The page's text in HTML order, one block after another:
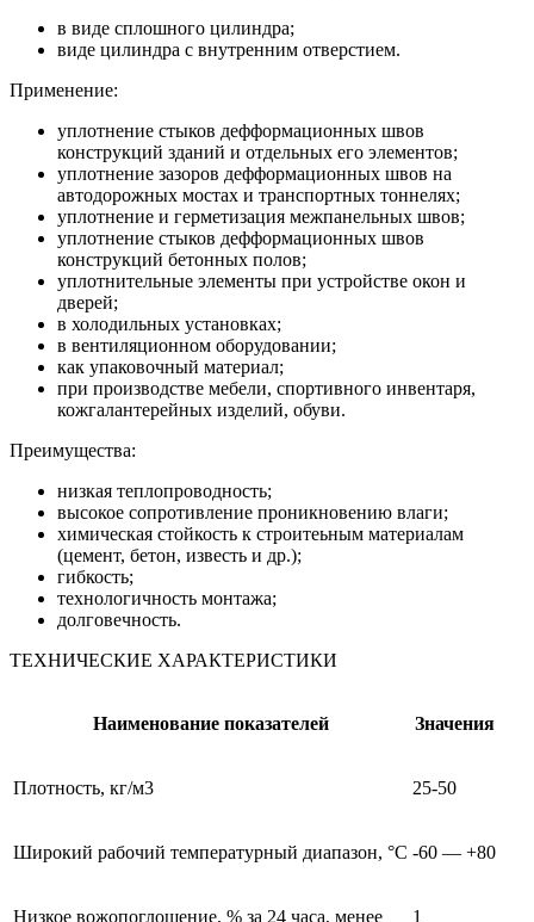
в виде сплошного цилиндра;
виде цилиндра с внутренним отверстием.
Применение:
уплотнение стыков дефформационных швов
конструкций зданий и отдельных его элементов;
уплотнение зазоров дефформационных швов на
автодорожных мостах и транспортных тоннелях;
уплотнение и герметизация межпанельных швов;
уплотнение стыков дефформационных швов
конструкций бетонных полов;
уплотнительные элементы при устройстве окон и
дверей;
в холодильных установках;
в вентиляционном оборудовании;
как упаковочный материал;
при производстве мебели, спортивного инвентаря,
кожгалантерейных изделий, обуви.
Преимущества:
низкая теплопроводность;
высокое сопротивление проникновению влаги;
химическая стойкость к строитеьным материалам
(цемент, бетон, известь и др.);
гибкость;
технологичность монтажа;
долговечность.
ТЕХНИЧЕСКИЕ ХАРАКТЕРИСТИКИ
Наименование показателей Значения
Плотность, кг/м3 25-50
Широкий рабочий температурный диапазон, °С -60 — +80
Низкое вожопоглощение, % за 24 часа, менее 1